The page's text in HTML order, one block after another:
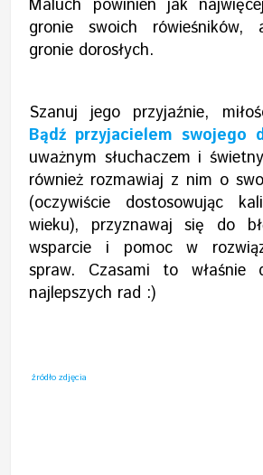
Maluch powinien jak
gronie swoich
gronie dorosłych.
Szanuj jego przyjaźnie,
Bądź przyjacielem swojego
uważnym słuchaczem i
również rozmawiaj z nim o
(oczywiście dostosowując
wieku), przyznawaj się do
wsparcie i pomoc w
spraw. Czasami to właśnie
najlepszych rad :)
źródło zdjęcia